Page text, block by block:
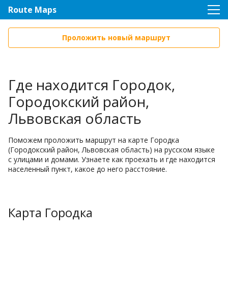
Route Maps
Проложить новый маршрут
Где находится Городок,
Городокский район,
Львовская область
Поможем проложить маршрут на карте Городка
(Городокский район, Львовская область) на русском языке
с улицами и домами. Узнаете как проехать и где находится
населенный пункт, какое до него расстояние.
Карта Городка